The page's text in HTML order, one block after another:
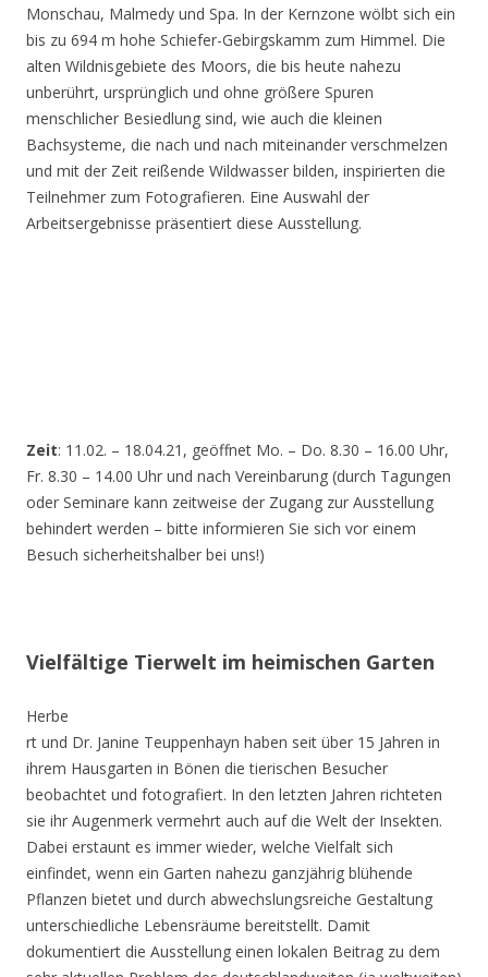
Monschau, Malmedy und Spa. In der Kernzone wölbt sich ein
bis zu 694 m hohe Schiefer-Gebirgskamm zum Himmel. Die
alten Wildnisgebiete des Moors, die bis heute nahezu
unberührt, ursprünglich und ohne größere Spuren
menschlicher Besiedlung sind, wie auch die kleinen
Bachsysteme, die nach und nach miteinander verschmelzen
und mit der Zeit reißende Wildwasser bilden, inspirierten die
Teilnehmer zum Fotografieren. Eine Auswahl der
Arbeitsergebnisse präsentiert diese Ausstellung.
Zeit: 11.02. – 18.04.21, geöffnet Mo. – Do. 8.30 – 16.00 Uhr,
Fr. 8.30 – 14.00 Uhr und nach Vereinbarung (durch Tagungen
oder Seminare kann zeitweise der Zugang zur Ausstellung
behindert werden – bitte informieren Sie sich vor einem
Besuch sicherheitshalber bei uns!)
Vielfältige Tierwelt im heimischen Garten
Herbe
rt und Dr. Janine Teuppenhayn haben seit über 15 Jahren in
ihrem Hausgarten in Bönen die tierischen Besucher
beobachtet und fotografiert. In den letzten Jahren richteten
sie ihr Augenmerk vermehrt auch auf die Welt der Insekten.
Dabei erstaunt es immer wieder, welche Vielfalt sich
einfindet, wenn ein Garten nahezu ganzjährig blühende
Pflanzen bietet und durch abwechslungsreiche Gestaltung
unterschiedliche Lebensräume bereitstellt. Damit
dokumentiert die Ausstellung einen lokalen Beitrag zu dem